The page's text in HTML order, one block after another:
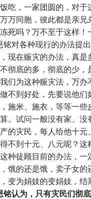
吃，一家团圆的，对于
万同胞，彼此都是亲兄
死吗？万不至于这样！
铭对各种现行的办法提
现在赈灾的办法，真是
彻底的多，彻底的少，
们为这种赈灾法，万办
不到好处，先要说他们
施米、施衣，等等一些
。试问一般没有家、没
的灾民，每人给他十元
不到十元、八元呢？这
种徒顾目前的办法，一
饿的还是饿，卖子女的
变为娟妓的变娟妓，结
铭认为，只有灾民们彻